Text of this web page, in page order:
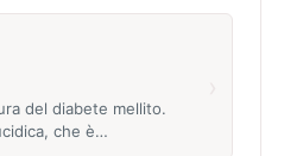
del diabete mellito.
che è…